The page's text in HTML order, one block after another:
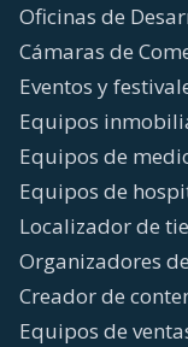
Oficinas de
Cámaras de
Eventos y
Equipos
Equipos de
Equipos de
Localizador de
Organizadores
Creador de
Equipos de